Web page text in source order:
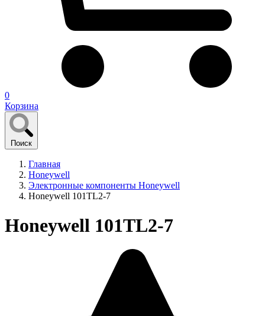
0
Корзина
Поиск
Главная
Honeywell
Электронные компоненты Honeywell
Honeywell 101TL2-7
Honeywell 101TL2-7